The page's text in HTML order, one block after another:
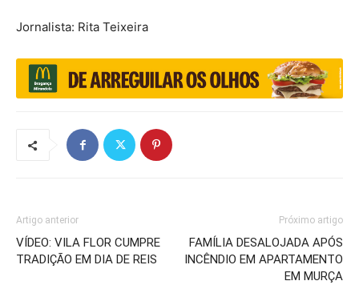
Jornalista: Rita Teixeira
Artigo anterior
VÍDEO: VILA FLOR CUMPRE
TRADIÇÃO EM DIA DE REIS
Próximo artigo
FAMÍLIA DESALOJADA APÓS
INCÊNDIO EM APARTAMENTO
EM MURÇA